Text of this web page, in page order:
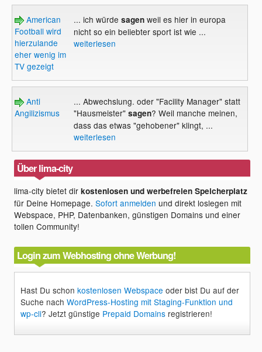
American
Football wird
hierzulande
eher wenig im
TV gezeigt
... ich würde sagenweil es hier in europa
nicht so ein beliebter sport ist wie ...
weiterlesen
Anti
Angilizismus
... Abwechslung. oder "Facility Manager" statt
"Hausmeister"sagen? Weil manche meinen,
dass das etwas "gehobener" klingt, ...
weiterlesen
Über lima-city
lima-city bietet dirkostenlosen und werbefreien Speicherplatz
für Deine Homepage.Sofort anmelden und direkt loslegen mit
Webspace, PHP, Datenbanken, günstigen Domains und einer
tollen Community!
Login zum Webhosting ohne Werbung!
Hast Du schonkostenlosen Webspace oder bist Du auf der
Suche nachWordPress-Hosting mit Staging-Funktion und
wp-cli? Jetzt günstige Prepaid Domains registrieren!